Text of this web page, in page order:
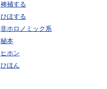
裨補する
ひほする
非ホロノミック系
秘本
ヒホン
ひほん